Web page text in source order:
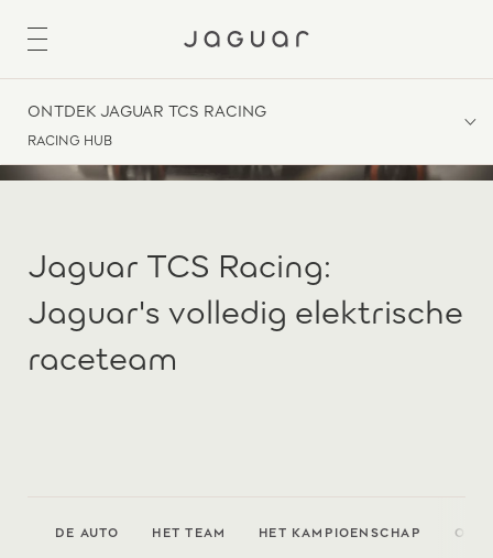
ONTDEK JAGUAR TCS RACING
RACING HUB
Jaguar TCS Racing:
Jaguar's volledig elektrische
raceteam
DE AUTO HET TEAM HET KAMPIOENSCHAP